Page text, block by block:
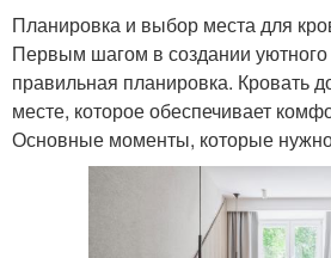
Планировка и выбор места для
Первым шагом в создании уютного
правильная планировка. Кровать
месте, которое обеспечивает
Основные моменты, которые